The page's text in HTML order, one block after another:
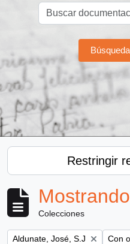
Restringir
Colecciones
Remove filter:
Aldunate, José, S.J Con